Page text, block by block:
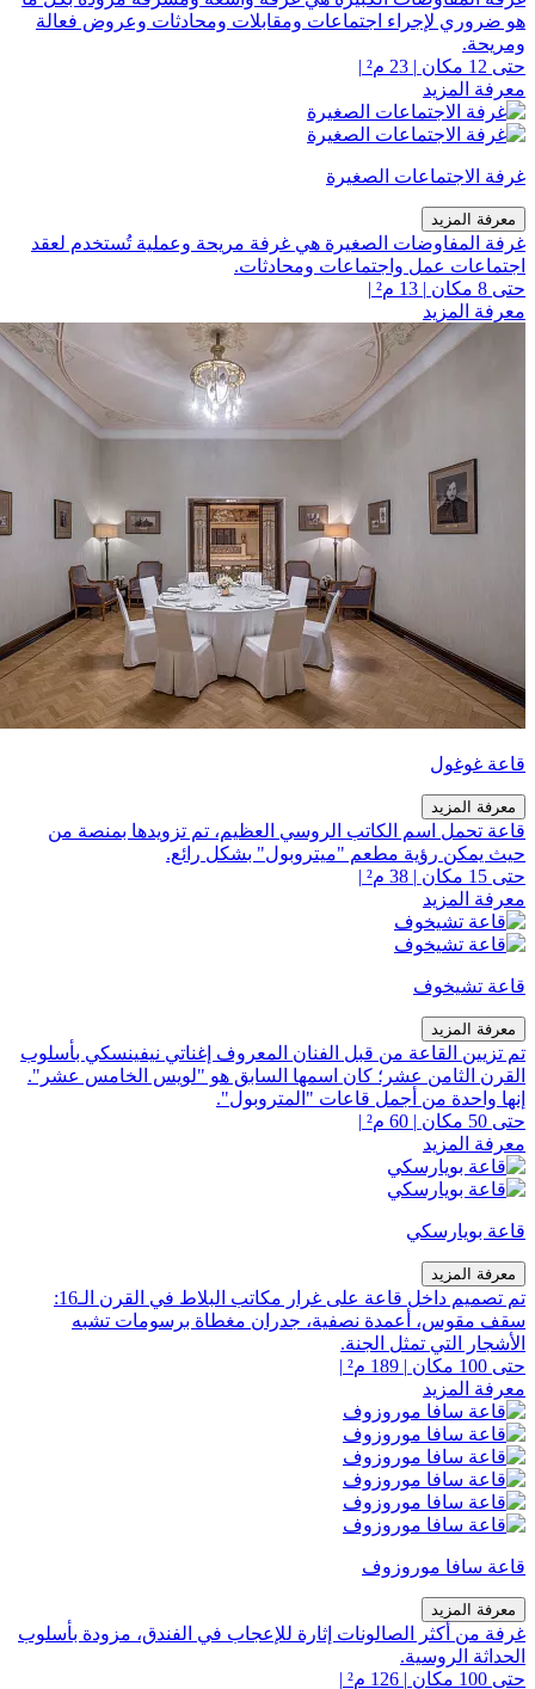
هو ضروري لإجراء اجتماعات ومقابلات ومحادثات وعروض فعالة
ومريحة.
حتى 12 مكان
| 23 م²
|
معرفة المزيد
غرفة الاجتماعات الصغيرة
معرفة المزيد
غرفة المفاوضات الصغيرة هي غرفة مريحة وعملية تُستخدم لعقد
اجتماعات عمل واجتماعات ومحادثات.
حتى 8 مكان
| 13 م²
|
معرفة المزيد
قاعة غوغول
معرفة المزيد
قاعة تحمل اسم الكاتب الروسي العظيم، تم تزويدها بمنصة من
حيث يمكن رؤية مطعم "ميتروبول" بشكل رائع.
حتى 15 مكان
| 38 م²
|
معرفة المزيد
قاعة تشيخوف
معرفة المزيد
تم تزيين القاعة من قبل الفنان المعروف إغناتي نيفينسكي بأسلوب
القرن الثامن عشر؛ كان اسمها السابق هو "لويس الخامس عشر".
إنها واحدة من أجمل قاعات "المتروبول".
حتى 50 مكان
| 60 م²
|
معرفة المزيد
قاعة بويارسكي
معرفة المزيد
تم تصميم داخل قاعة على غرار مكاتب البلاط في القرن الـ16:
سقف مقوس، أعمدة نصفية، جدران مغطاة برسومات تشبه
الأشجار التي تمثل الجنة.
حتى 100 مكان
| 189 م²
|
معرفة المزيد
قاعة سافا موروزوف
معرفة المزيد
غرفة من أكثر الصالونات إثارة للإعجاب في الفندق، مزودة بأسلوب
الحداثة الروسية.
حتى 100 مكان
| 126 م²
|